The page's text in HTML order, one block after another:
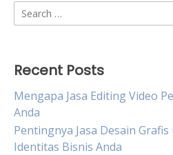
Search
for:
Recent Posts
Mengapa Jasa Editing Video
Anda
Pentingnya Jasa Desain
Identitas Bisnis Anda